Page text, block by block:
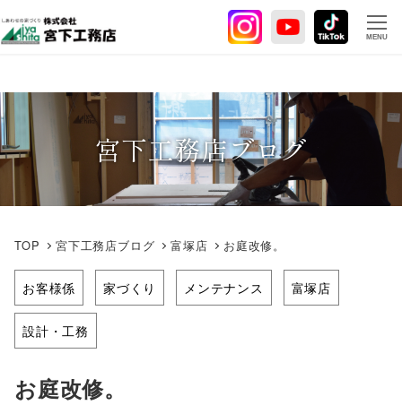
イ
ン
テ
ン
ツ
へ
移
MENU
宮下工務店ブログ
TOP 宮下工務店ブログ 富塚店 お庭改修。
お客様係 家づくり メンテナンス 富塚店
設計・工務
お庭改修。